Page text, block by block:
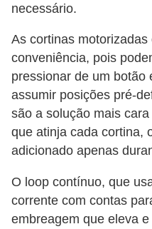
necessário.
As cortinas
conveniência, pois
pressionar de um botão
assumir posições pré-
são a solução mais
que atinja cada cortina,
adicionado apenas
O loop contínuo, que
corrente com contas
embreagem que eleva